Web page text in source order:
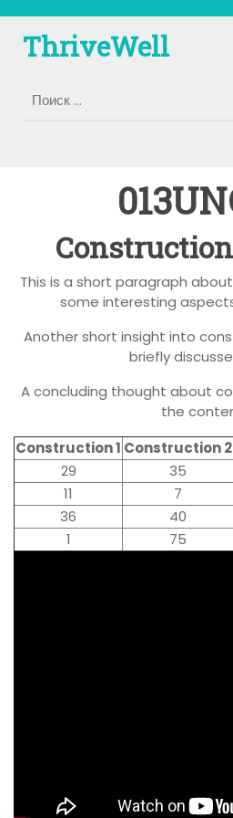
содержимому
ThriveWell
This is a short paragraph
some interesting
Another short insight into
briefly
A concluding thought about
the
Construction 1 Construction 2
29
35
11
7
36
40
1
75